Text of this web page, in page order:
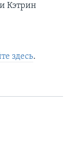
Кэтрин
здесь.